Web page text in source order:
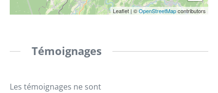
Leaflet | ©OpenStreetMapcontributors
Témoignages
Les témoignages ne sont